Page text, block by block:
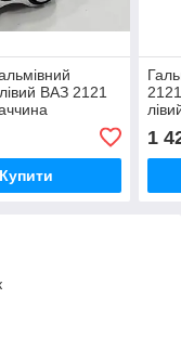
ВАЗ 2121
Купити
1